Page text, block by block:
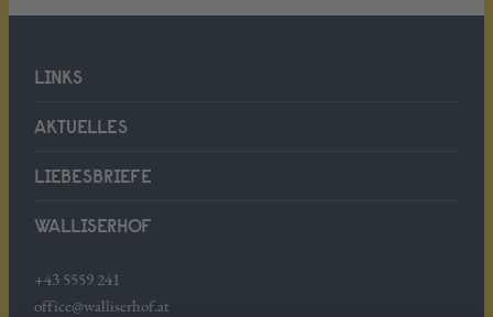
WALLISERHOF
+43 5559 241
office@walliserhof.at
LINKS
AKTUELLES
LIEBESBRIEFE